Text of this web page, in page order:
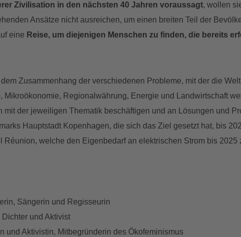
Zivilisation in den nächsten 40 Jahren voraussagt, wollen
Ansätze nicht ausreichen, um einen breiten Teil der
eine Reise, um diejenigen Menschen zu finden, die bereits
Zusammenhang der verschiedenen Probleme, mit der die
Mikroökonomie, Regionalwährung, Energie und Landwirtschaft
mit der jeweiligen Thematik beschäftigen und an Lösungen und
Hauptstadt Kopenhagen, die sich das Ziel gesetzt hat, bis
welche den Eigenbedarf an elektrischen Strom bis
Sängerin und Regisseurin
Dichter und Aktivist
und Aktivistin, Mitbegründerin des Ökofeminismus